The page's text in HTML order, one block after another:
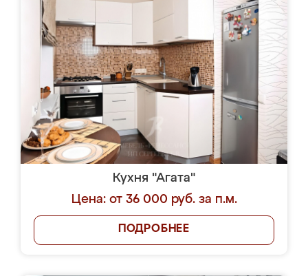
Кухня "Агата"
Цена: от 36 000 руб. за п.м.
ПОДРОБНЕЕ